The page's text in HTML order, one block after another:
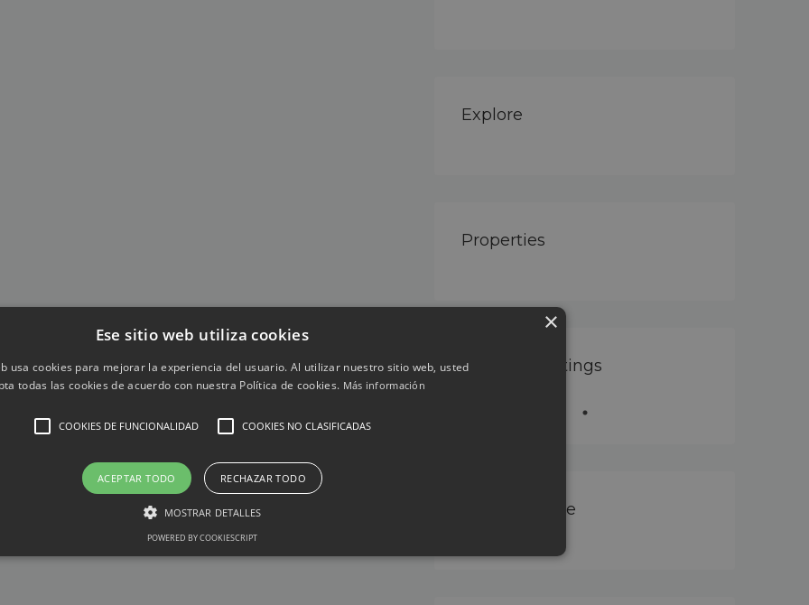
Explore
Properties
Featured Listings
Property Type
×
Ese sitio web utiliza cookies
usa cookies para mejorar la experiencia del usuario. Al utilizar nuestro sitio web, usted
todas las cookies de acuerdo con nuestra Política de cookies. Más información
COOKIES DE FUNCIONALIDAD COOKIES NO CLASIFICADAS
ACEPTAR TODO RECHAZAR TODO
MOSTRAR DETALLES
POWERED BY COOKIESCRIPT